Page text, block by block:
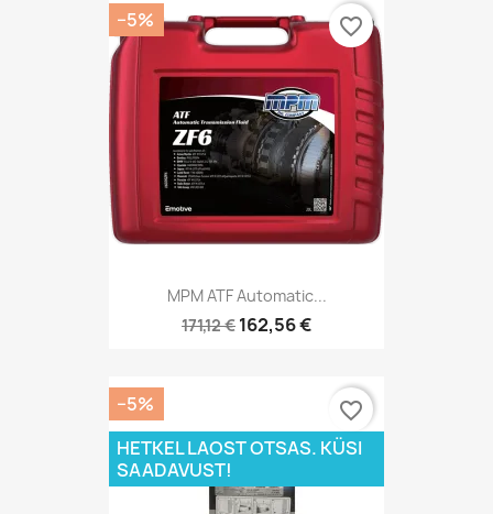
MPM ATF Automatic...
171,12 € 162,56 €
−5% favorite_border
−5%
HETKEL LAOST OTSAS. KÜSI
SAADAVUST!
favorite_border